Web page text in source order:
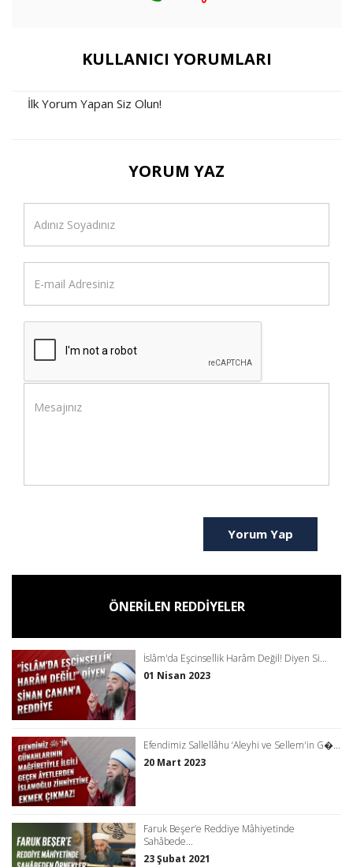
KULLANICI YORUMLARI
İlk Yorum Yapan Siz Olun!
YORUM YAZ
Yorum Yap
ÖNERİLEN REDDİYELER
İslâm'da Eşcinsellik Harâm Değil! Diyen Si...
01 Nisan 2023
Efendimiz Sallellâhu ‘Aleyhi ve Sellem'in G�...
20 Mart 2023
Faruk Beşer’e Reddiye Mâhiyetinde
Sahâbede...
23 Şubat 2021